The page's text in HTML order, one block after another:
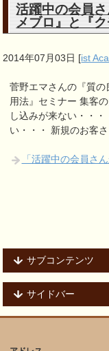
活躍中の会員
メブロ』と『
2014年07月03日 [ist
菅野エマさんの『質
用法』セミナー 集客
し込みが来ない・・
い・・・ 新規のお客
「活躍中の会員さ
サブコンテンツ
サイドバー